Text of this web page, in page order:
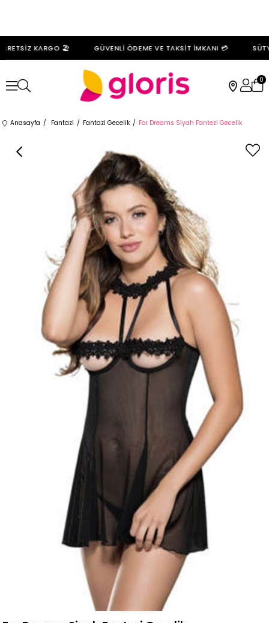
KARGO 🏖️ GÜVENLİ ÖDEME VE TAKSİT İMKANI 💳
0
Anasayfa Fantazi Fantazi Gecelik For Dreams Siyah Fantezi Gecelik